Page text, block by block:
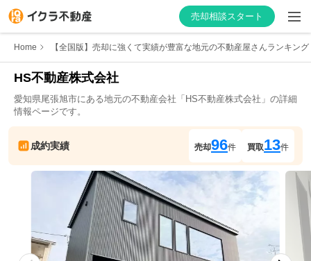
売却相談スタート
はじめての方へ
不動産会社を探す
物件の価格を知る
お家の売却を学ぶ
不動産会社向け情報
Home 【全国版】売却に強くて実績が豊富な地元の不動産屋さんランキング
HS不動産株式会社
愛知県尾張旭市にある地元の不動産会社「 HS不動産株式会社 」の詳細
情報ページです。
成約実績 売却96件 買取13件